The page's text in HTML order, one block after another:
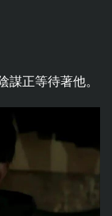
正等待著他。